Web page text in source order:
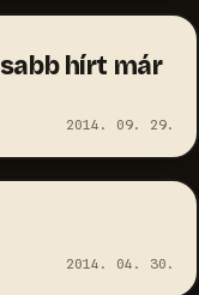
hírt már
2014. 09. 29.
2014. 04. 30.